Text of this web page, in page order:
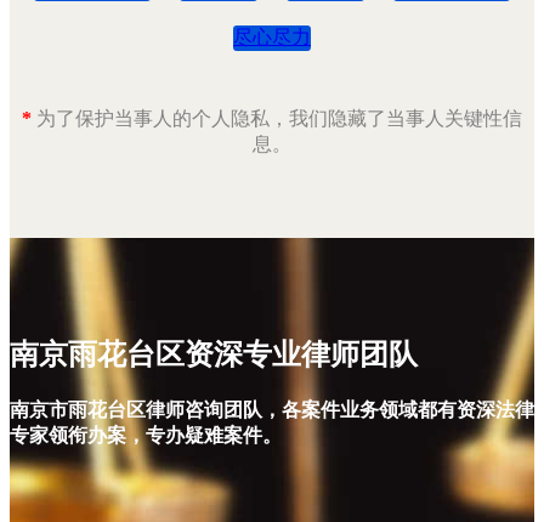
尽心尽力
* 为了保护当事人的个人隐私，我们隐藏了当事人关键性信
息。
南京雨花台区资深专业律师团队
南京市雨花台区律师咨询团队，各案件业务领域都有资深法律
专家领衔办案，专办疑难案件。